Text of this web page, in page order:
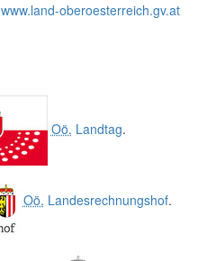
www.land-oberoesterreich.gv.at
Oö. Landtag.
Oö. Landesrechnungshof.